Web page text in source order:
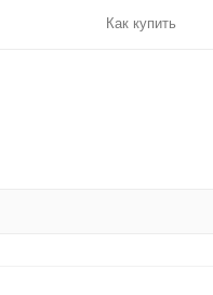
Как купить